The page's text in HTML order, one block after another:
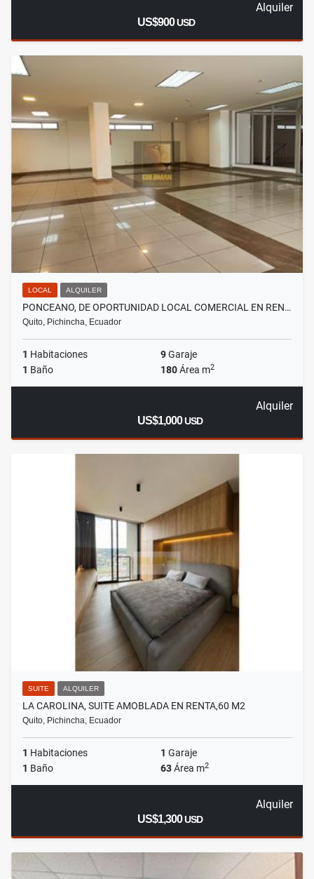
Alquiler
US$900USD
LOCAL ALQUILER
PONCEANO, DE OPORTUNIDAD LOCAL COMERCIAL EN REN…
Quito, Pichincha, Ecuador
1 Habitaciones 9Garaje
1 Baño 180Área m2
Alquiler
US$1,000USD
SUITE ALQUILER
LA CAROLINA, SUITE AMOBLADA EN RENTA,60 M2
Quito, Pichincha, Ecuador
1 Habitaciones 1 Garaje
1 Baño 63Área m2
Alquiler
US$1,300USD